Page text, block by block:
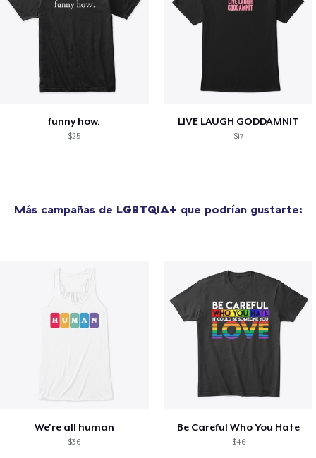
funny how.
$25
LIVE LAUGH GODDAMNIT
$17
Más campañas de LGBTQIA+ que podrían gustarte:
We're all human
$36
Be Careful Who You Hate
$46